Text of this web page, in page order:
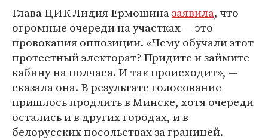
Глава ЦИК Лидия Ермошиназаявила, что
огромные очереди на участках — это
провокация оппозиции. «Чему обучали этот
протестный электорат? Придите и займите
кабину на полчаса. И так происходит», —
сказала она. В результате голосование
пришлось продлить в Минске, хотя очереди
остались и в других городах, и в
белорусских посольствах за границей.